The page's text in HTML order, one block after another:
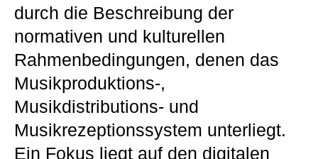
durch die Beschreibung der
normativen und kulturellen
Rahmenbedingungen, denen das
Musikproduktions-,
Musikdistributions- und
Musikrezeptionssystem unterliegt.
Ein Fokus liegt auf den digitalen